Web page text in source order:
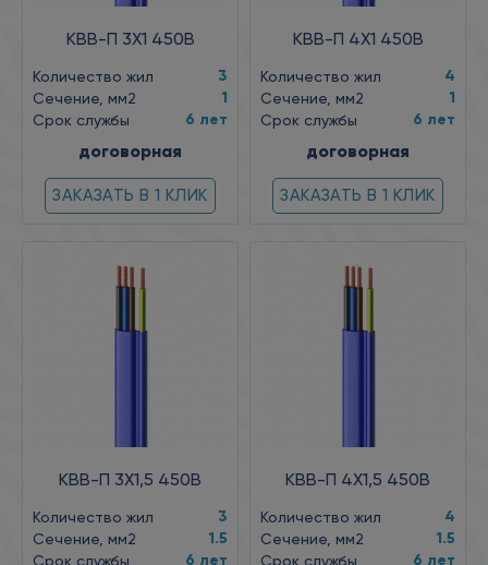
КВВ-П 3X1 450В
Количество жил 3
Сечение, мм2 1
Срок службы 6 лет
договорная
ЗАКАЗАТЬ В 1 КЛИК
КВВ-П 4X1 450В
Количество жил 4
Сечение, мм2 1
Срок службы 6 лет
договорная
ЗАКАЗАТЬ В 1 КЛИК
КВВ-П 3X1,5 450В
Количество жил 3
Сечение, мм2 1.5
Срок службы 6 лет
КВВ-П 4X1,5 450В
Количество жил 4
Сечение, мм2 1.5
Срок службы 6 лет